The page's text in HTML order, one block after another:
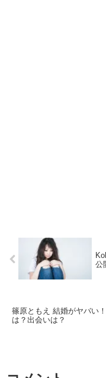
公
篠原ともえ 結婚がヤバい
は？出会いは？